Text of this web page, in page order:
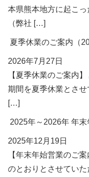
本県熊本地方に起こ
（弊社 […]
夏季休業のご案内（
2026年7月27日
【夏季休業のご案内
期間を夏季休業とさせ
[…]
2025年～2026年 年
2025年12月19日
【年末年始営業のご
のとおりとさせてい